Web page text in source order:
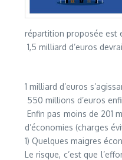
répartition proposée est
1,5 milliard d’euros
1 milliard d’euros
550 millions d’euros
Enfin pas moins de 201
d’économies (charges
1) Quelques maigres
Le risque, c’est que